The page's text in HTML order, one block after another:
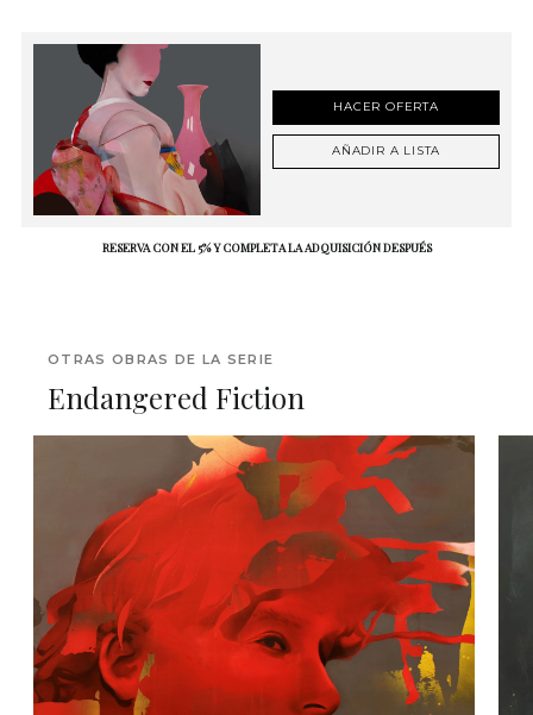
HACER OFERTA
AÑADIR A LISTA
RESERVA CON EL 5% Y COMPLETA LA ADQUISICIÓN DESPUÉS
OTRAS OBRAS DE LA SERIE
Endangered Fiction